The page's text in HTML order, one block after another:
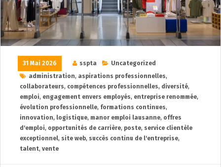
31 Mai 2026 sspta
Uncategorized
administration, aspirations professionnelles,
collaborateurs, compétences professionnelles, diversité,
emploi, engagement envers employés, entreprise renommée,
évolution professionnelle, formations continues,
innovation, logistique, manor emploi lausanne, offres
d'emploi, opportunités de carrière, poste, service clientèle
exceptionnel, site web, succès continu de l'entreprise,
talent, vente